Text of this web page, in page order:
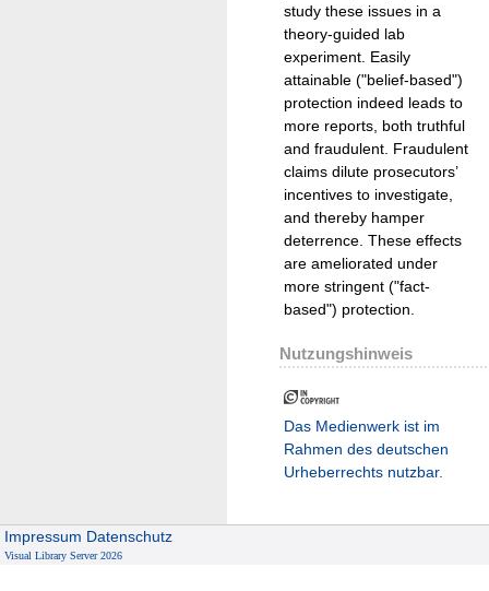
study these issues in a
theory-guided lab
experiment. Easily
attainable ("belief-based")
protection indeed leads to
more reports, both truthful
and fraudulent. Fraudulent
claims dilute prosecutors’
incentives to investigate,
and thereby hamper
deterrence. These effects
are ameliorated under
more stringent ("fact-
based") protection.
Nutzungshinweis
Das Medienwerk ist im
Rahmen des deutschen
Urheberrechts nutzbar.
Impressum Datenschutz
Visual Library Server 2026